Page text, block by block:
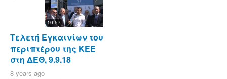
10:57
Τελετή Εγκαινίων του
περιπτέρου της ΚΕΕ
στη ΔΕΘ, 9.9.18
8 years ago